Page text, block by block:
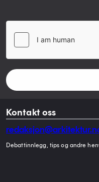
Kontakt oss
Debattinnlegg, tips og andre